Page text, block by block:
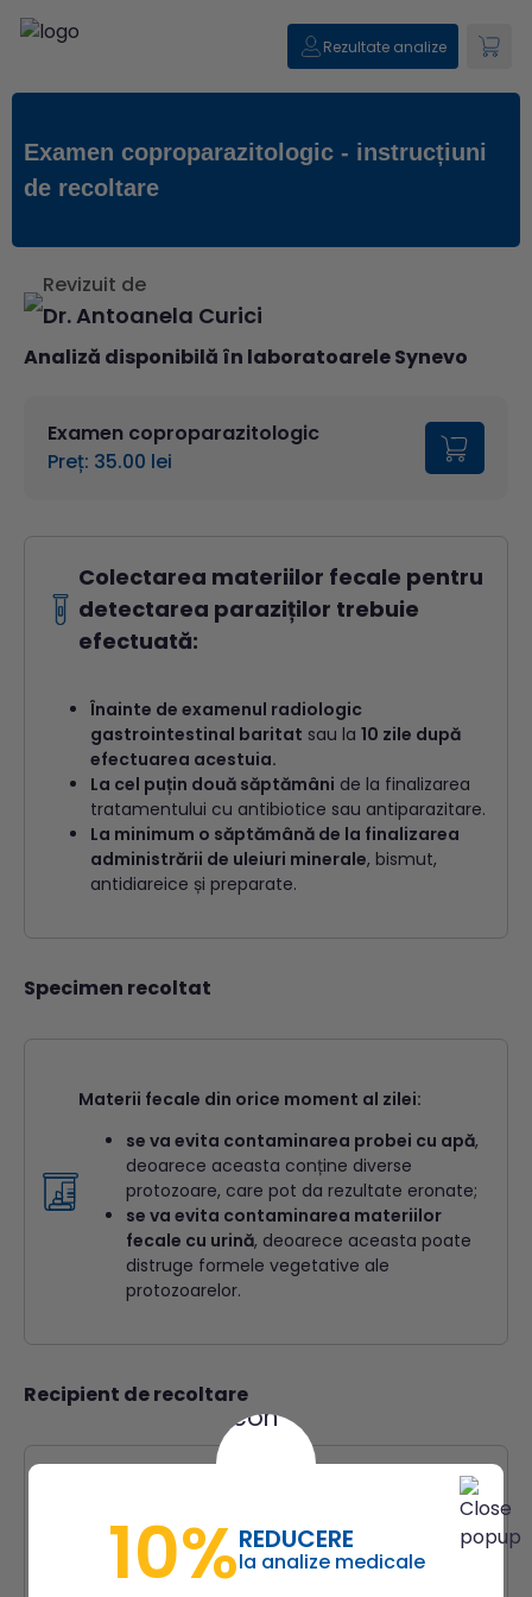
Rezultate analize
Examen coproparazitologic - instrucțiuni
de recoltare
Revizuit de
Dr. Antoanela Curici
Analiză disponibilă în laboratoarele Synevo
Examen coproparazitologic
Preț: 35.00 lei
Colectarea materiilor fecale pentru
detectarea paraziților trebuie
efectuată:
Înainte de examenul radiologic
gastrointestinal baritat sau la 10 zile după
efectuarea acestuia.
La cel puțin două săptămâni de la finalizarea
tratamentului cu antibiotice sau antiparazitare.
La minimum o săptămână de la finalizarea
administrării de uleiuri minerale, bismut,
antidiareice și preparate.
Specimen recoltat
Materii fecale din orice moment al zilei:
se va evita contaminarea probei cu apă,
deoarece aceasta conține diverse
protozoare, care pot da rezultate eronate;
se va evita contaminarea materiilor
fecale cu urină, deoarece aceasta poate
distruge formele vegetative ale
protozoarelor.
Recipient de recoltare
Recipient de unică folosință pentru fecale fără
mediu de transport.
după recoltare, recipientul trebuie închis
10%REDUCERE
la analize medicale